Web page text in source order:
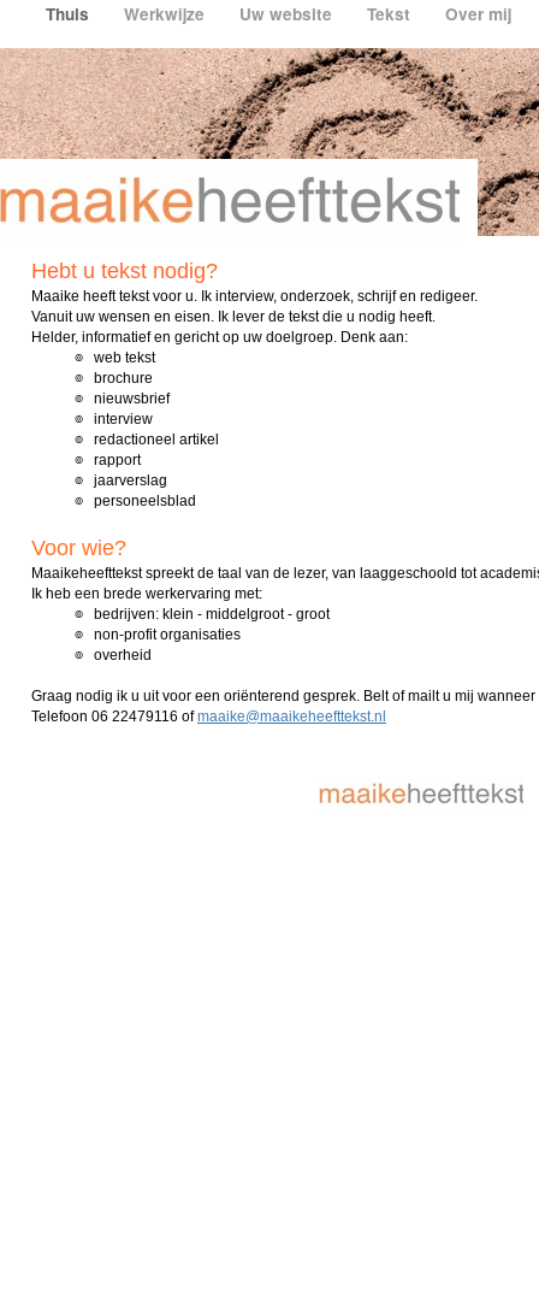
Thuis Werkwijze Uw website Tekst Over mij
Hebt u tekst nodig?
Maaike heeft tekst voor u. Ik interview, onderzoek, schrijf en redigeer.
Vanuit uw wensen en eisen. Ik lever de tekst die u nodig heeft.
Helder, informatief en gericht op uw doelgroep. Denk aan:
๏ web tekst
๏ brochure
๏ nieuwsbrief
๏ interview
๏ redactioneel artikel
๏ rapport
๏ jaarverslag
๏ personeelsblad
Voor wie?
Maaikeheefttekst spreekt de taal van de lezer, van laaggeschoold tot
Ik heb een brede werkervaring met:
๏ bedrijven: klein - middelgroot - groot
๏ non-profit organisaties
๏ overheid
Graag nodig ik u uit voor een oriënterend gesprek. Belt of mailt u mij wanneer
Telefoon 06 22479116 of maaike@maaikeheefttekst.nl